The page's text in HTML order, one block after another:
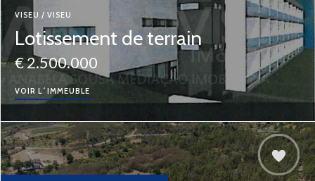
VISEU / VISEU
Lotissement de terrain
€ 2.500.000
VOIR L´IMMEUBLE